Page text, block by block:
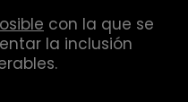
con la que se
la inclusión